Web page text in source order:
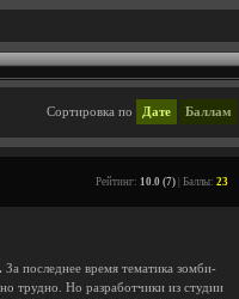
Сортировка по Дате Баллам
Рейтинг: 10.0 (7) | Баллы: 23
За последнее время тематика зомби-
трудно. Но разработчики из студии